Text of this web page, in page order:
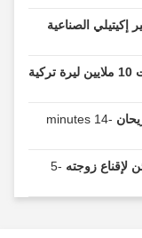
الصناعية
ظهرت الصورة الأخيرة لإبرو غندش التي دفعت 10 ملايين ليرة تركية
-14 minutes
زوجته -5